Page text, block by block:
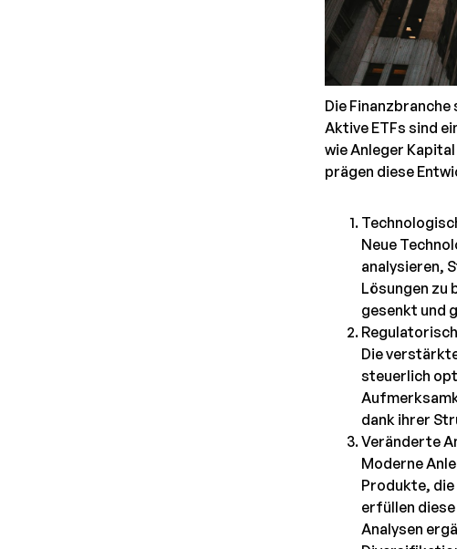
Die
Aktive ETFs sind
wie Anleger
prägen diese
Neue
analysieren,
Lösungen zu
gesenkt und
Die
steuerlich
dank ihrer
Veränderte
Moderne
Produkte,
erfüllen
Analysen